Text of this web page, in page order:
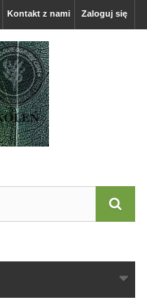
Zaloguj się
Kontakt z nami